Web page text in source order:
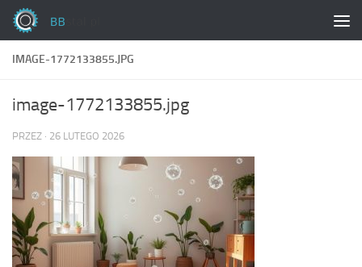
Skip to content
IMAGE-1772133855.JPG
image-1772133855.jpg
PRZEZ · 26 LUTEGO 2026